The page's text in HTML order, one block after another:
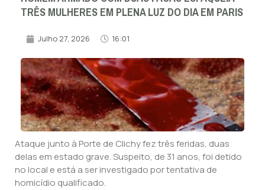
TRÊS MULHERES EM PLENA LUZ DO DIA EM PARIS
Julho 27, 2026 16:01
Ataque junto à Porte de Clichy fez três feridas, duas
delas em estado grave. Suspeito, de 31 anos, foi detido
no local e está a ser investigado por tentativa de
homicídio qualificado.